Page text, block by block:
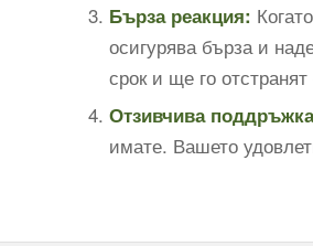
Бърза реакция:
осигурява бърза и
срок и ще го
Отзивчива
имате. Вашето